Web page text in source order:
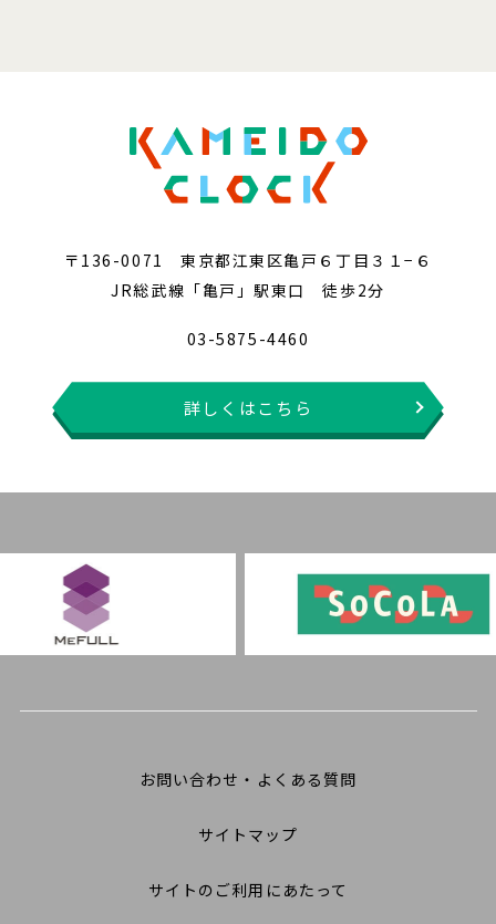
〒136-0071 東京都江東区亀戸６丁目３１−６
JR総武線「亀戸」駅東口 徒歩2分
03-5875-4460
詳しくはこちら
お問い合わせ・よくある質問
サイトマップ
サイトのご利用にあたって